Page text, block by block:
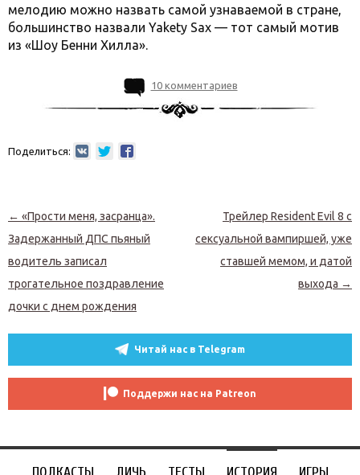
мелодию можно назвать самой узнаваемой в стране,
большинство назвали Yakety Sax — тот самый мотив
из «Шоу Бенни Хилла».
10 комментариев
Поделиться:
Навигация по записям
← «Прости меня, засранца».
Задержанный ДПС пьяный
водитель записал
трогательное поздравление
дочки с днем рождения
Трейлер Resident Evil 8 с
сексуальной вампиршей, уже
ставшей мемом, и датой
выхода →
Читай нас в Telegram
Поддержи нас на Patreon